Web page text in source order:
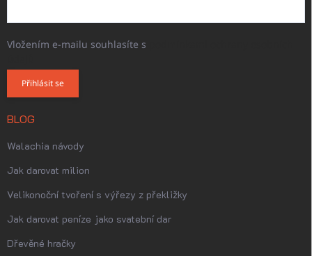
Vložením e-mailu souhlasíte s
Přihlásit se
BLOG
Walachia návody
Jak darovat milion
Velikonoční tvoření s výřezy z překližky
Jak darovat peníze jako svatební dar
Dřevěné hračky